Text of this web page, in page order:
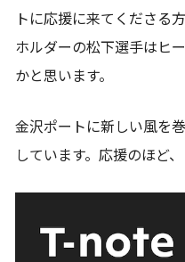
トに応援に来てくださる
ホルダーの松下選手はヒ
かと思います。
金沢ポートに新しい風を
しています。応援のほど